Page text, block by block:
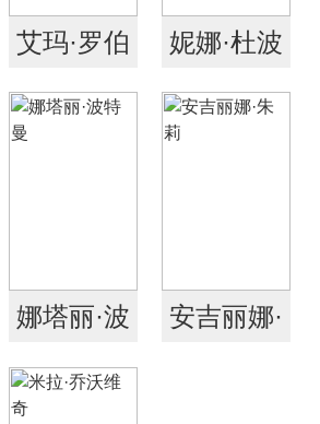
艾玛·罗伯
茨
妮娜·杜波
夫
娜塔丽·波
特曼
安吉丽娜·